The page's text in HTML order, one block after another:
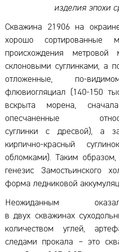
изделия эпохи
Скважина 21906 на
хорошо сортированные
происхождения метровой
склоновыми суглинками, а
отложенные, по-
флювиогляциал (140-150
вскрыта морена,
опесчаненные
суглинки с дресвой), а
кирпично-красный
обломками). Таким
генезис Замостьинского
форма ледниковой
Неожиданным
в двух скважинах
количеством углей,
следами прокала – это